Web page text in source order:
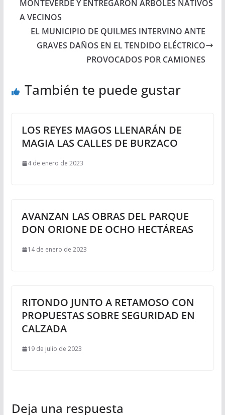
MONTEVERDE Y ENTREGARON ÁRBOLES NATIVOS
A VECINOS
EL MUNICIPIO DE QUILMES INTERVINO ANTE
GRAVES DAÑOS EN EL TENDIDO ELÉCTRICO
PROVOCADOS POR CAMIONES
También te puede gustar
LOS REYES MAGOS LLENARÁN DE
MAGIA LAS CALLES DE BURZACO
4 de enero de 2023
AVANZAN LAS OBRAS DEL PARQUE
DON ORIONE DE OCHO HECTÁREAS
14 de enero de 2023
RITONDO JUNTO A RETAMOSO CON
PROPUESTAS SOBRE SEGURIDAD EN
CALZADA
19 de julio de 2023
Deja una respuesta